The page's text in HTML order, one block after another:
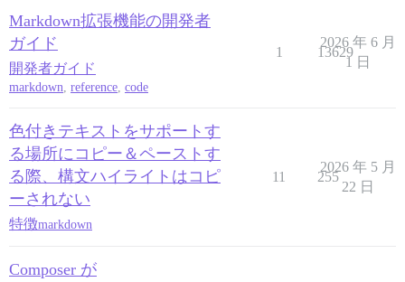
Markdown拡張機能の開発者
ガイド
開発者ガイド
markdown, reference, code
1 13629
2026 年 6 月
1 日
色付きテキストをサポートす
る場所にコピー＆ペーストす
る際、構文ハイライトはコピ
ーされない
特徴markdown
11 255
2026 年 5 月
22 日
Composer が